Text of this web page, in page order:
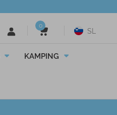
0
SL
KAMPING